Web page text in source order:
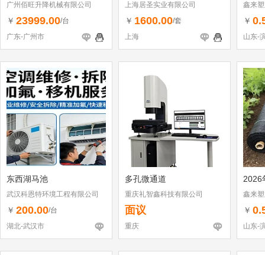
广州佰旺升降机械有限公司
￥ 23999.00/台
广东-广州市
上海居圣实业有限公司
￥ 1600.00/套
上海
鑫来
￥
山东-
东西湖马池
武汉科恩特环境工程有限公司
￥ 200.00/台
湖北-武汉市
多孔微通道
重庆礼智鑫科技有限公司
面议
重庆
2026
鑫来
￥
山东-